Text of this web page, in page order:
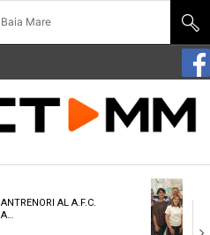
Baia Mare
AL A.F.C.